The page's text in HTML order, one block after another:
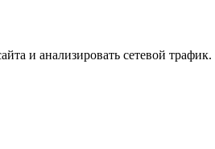
и анализировать сетевой трафик.